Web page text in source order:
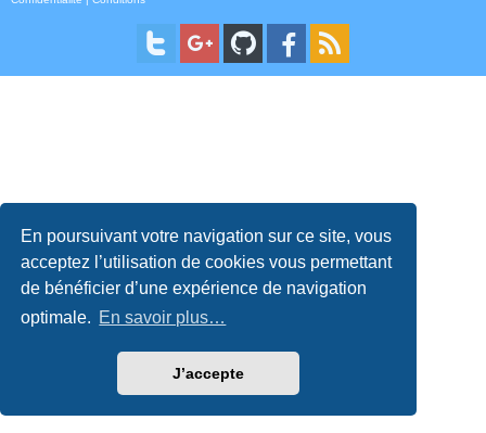
En poursuivant votre navigation sur ce site, vous
acceptez l’utilisation de cookies vous permettant
de bénéficier d’une expérience de navigation
optimale. En savoir plus…
J’accepte